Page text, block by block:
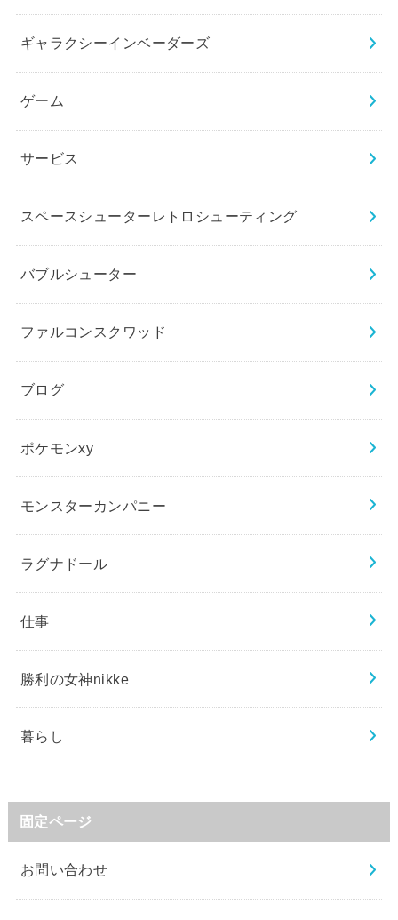
ギャラクシーインベーダーズ
ゲーム
サービス
スペースシューターレトロシューティング
バブルシューター
ファルコンスクワッド
ブログ
ポケモンxy
モンスターカンパニー
ラグナドール
仕事
勝利の女神nikke
暮らし
固定ページ
お問い合わせ